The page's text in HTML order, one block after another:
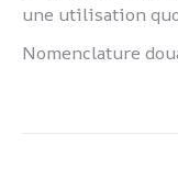
une utilisation
Nomenclature